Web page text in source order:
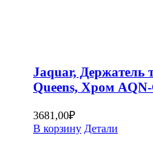
Jaquar, Держатель
Queens, Хром
3681,00₽
В корзину Детали